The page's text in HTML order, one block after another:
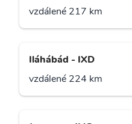
vzdálené 217 km
Iláhábád - IXD
vzdálené 224 km